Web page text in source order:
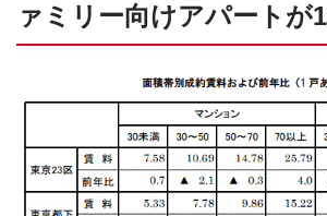
ァミリー向けアパートが